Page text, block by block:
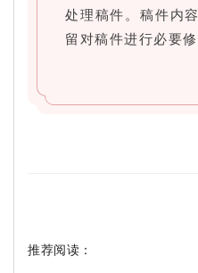
处理稿件。稿件内
留对稿件进行必要修
推荐阅读：